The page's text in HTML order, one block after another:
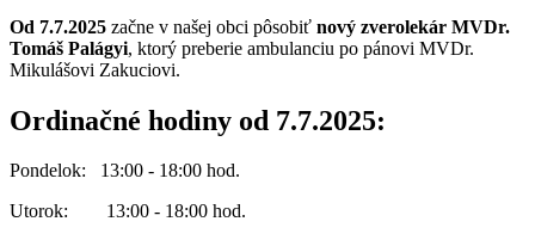
Od 7.7.2025 začne v našej obci pôsobiť nový zverolekár MVDr.
Tomáš Palágyi, ktorý preberie ambulanciu po pánovi MVDr.
Mikulášovi Zakuciovi.
Ordinačné hodiny od 7.7.2025:
Pondelok: 13:00 - 18:00 hod.
Utorok: 13:00 - 18:00 hod.